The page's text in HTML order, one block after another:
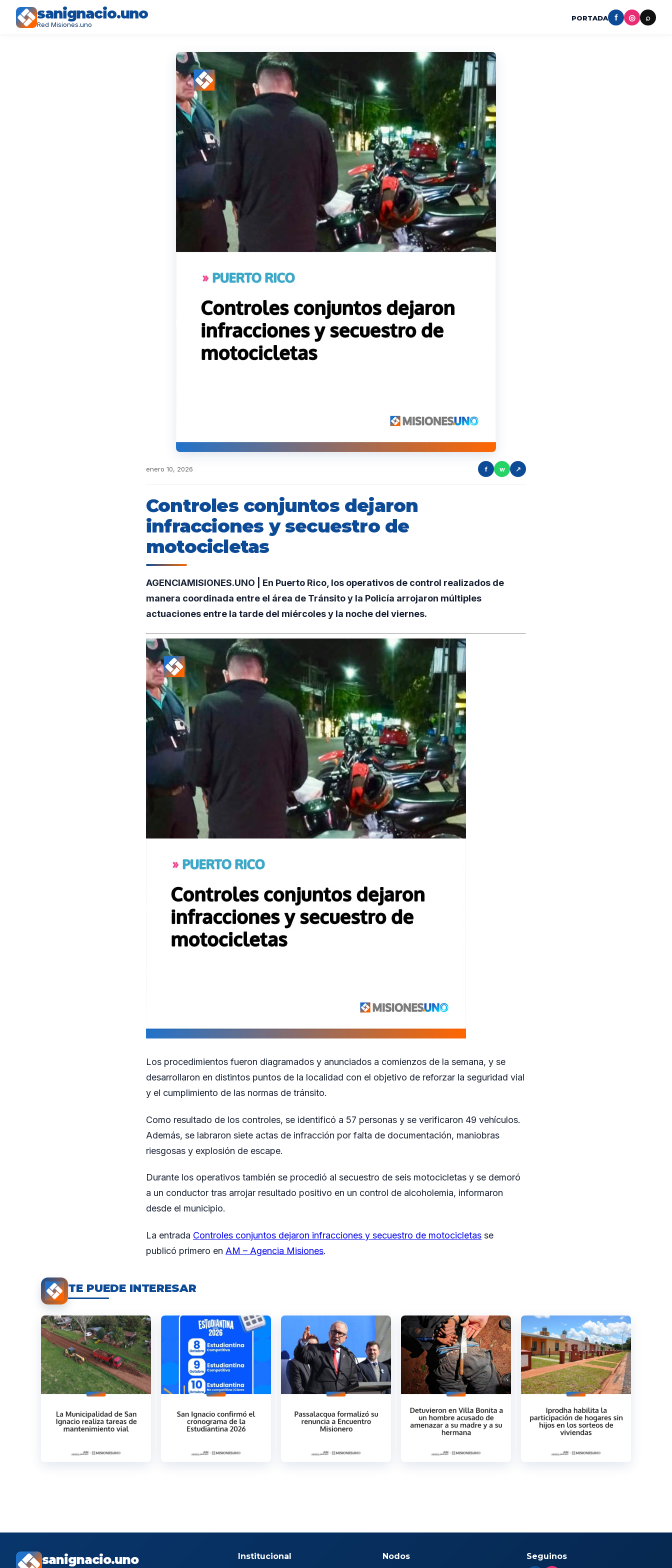
sanignacio.uno
Red Misiones.uno
PORTADA f ◎ ⌕
enero 10, 2026 f w ↗
Controles conjuntos dejaron
infracciones y secuestro de
motocicletas
AGENCIAMISIONES.UNO | En Puerto Rico, los operativos de control realizados de
manera coordinada entre el área de Tránsito y la Policía arrojaron múltiples
actuaciones entre la tarde del miércoles y la noche del viernes.
Los procedimientos fueron diagramados y anunciados a comienzos de la semana, y se
desarrollaron en distintos puntos de la localidad con el objetivo de reforzar la seguridad vial
y el cumplimiento de las normas de tránsito.
Como resultado de los controles, se identificó a 57 personas y se verificaron 49 vehículos.
Además, se labraron siete actas de infracción por falta de documentación, maniobras
riesgosas y explosión de escape.
Durante los operativos también se procedió al secuestro de seis motocicletas y se demoró
a un conductor tras arrojar resultado positivo en un control de alcoholemia, informaron
desde el municipio.
La entrada Controles conjuntos dejaron infracciones y secuestro de motocicletas se
publicó primero en AM – Agencia Misiones.
TE PUEDE INTERESAR
sanignacio.uno Institucional Nodos Seguinos